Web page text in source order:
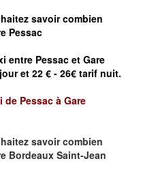
savoircombien
Pessac
entre Pessac et Gare
et 22 € - 26€ tarif nuit.
de Pessac à Gare
savoircombien
Bordeaux Saint-Jean